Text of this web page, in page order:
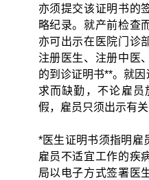
亦须提交该证明书的
略纪录。就产前检查
亦可出示在医院门诊
注册医生、注册中医
的到诊证明书**。就
求而缺勤，不论雇
假，雇员只须出示有关
*医生证明书须指明雇
雇员不适宜工作的疾
局以电子方式签署医